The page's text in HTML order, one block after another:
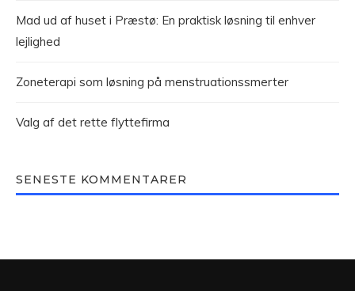
Mad ud af huset i Præstø: En praktisk løsning til enhver
lejlighed
Zoneterapi som løsning på menstruationssmerter
Valg af det rette flyttefirma
SENESTE KOMMENTARER